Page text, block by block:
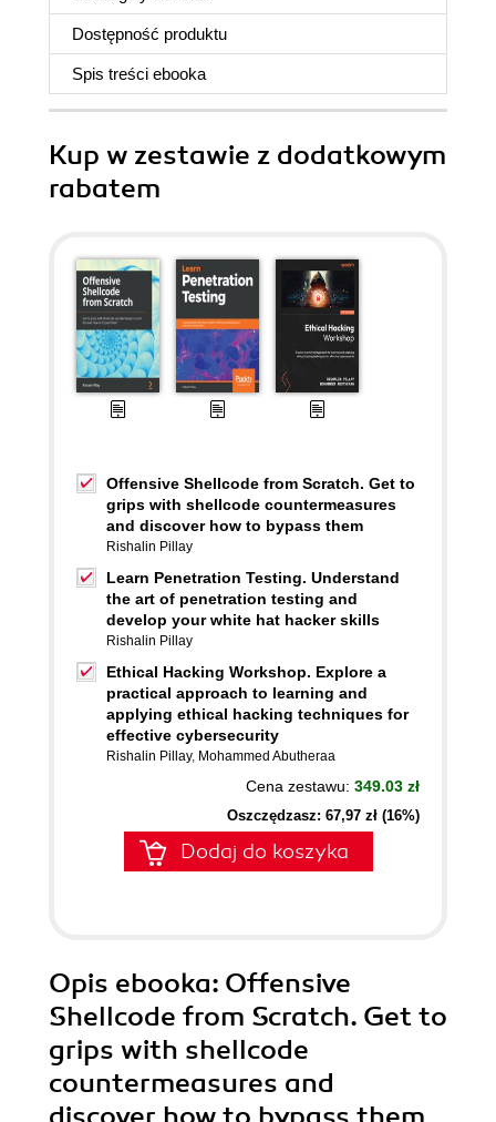
Dostępność produktu
Spis treści ebooka
Kup w zestawie z dodatkowym
rabatem
Offensive Shellcode from Scratch. Get to
grips with shellcode countermeasures
and discover how to bypass them
Rishalin Pillay
Learn Penetration Testing. Understand
the art of penetration testing and
develop your white hat hacker skills
Rishalin Pillay
Ethical Hacking Workshop. Explore a
practical approach to learning and
applying ethical hacking techniques for
effective cybersecurity
Rishalin Pillay, Mohammed Abutheraa
Cena zestawu: 349.03 zł
Oszczędzasz: 67,97 zł (16%)
Dodaj do koszyka
Opis ebooka: Offensive
Shellcode from Scratch. Get to
grips with shellcode
countermeasures and